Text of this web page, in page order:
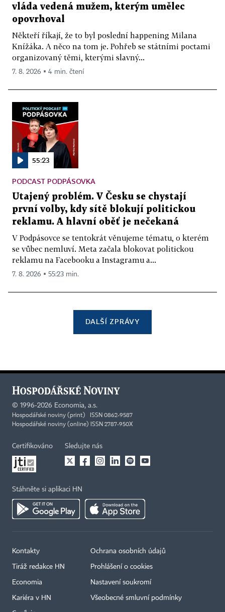
vláda vedená mužem, kterým umělec
opovrhoval
Někteří říkají, že to byl poslední happening Milana
Knížáka. A něco na tom je. Pohřeb se státními poctami
organizovaný těmi, kterými slavný...
7. 8. 2026 ▪ 4 min. čtení
55:23
PODCAST PODPÁSOVKA
Utajený problém. V Česku se chystají
první volby, kdy sítě blokují politickou
reklamu. A hlavní oběť je nečekaná
V Podpásovce se tentokrát věnujeme tématu, o kterém
se vůbec nemluví. Meta začala blokovat politickou
reklamu na Facebooku a Instagramu a...
7. 8. 2026 ▪ 55:23 min.
DALŠÍ ZPRÁVY
© 1996-2026 Economia, a.s.
Hospodářské noviny (print) ISSN 0862-9587
Hospodářské noviny (online) ISSN 2787-950X
Certifikováno Sledujte nás
Stáhněte si aplikaci HN
Kontakty
Tiráž redakce HN
Economia
Kariéra v HN
Ochrana osobních údajů
Prohlášení o cookies
Nastavení soukromí
Všeobecné smluvní podmínky